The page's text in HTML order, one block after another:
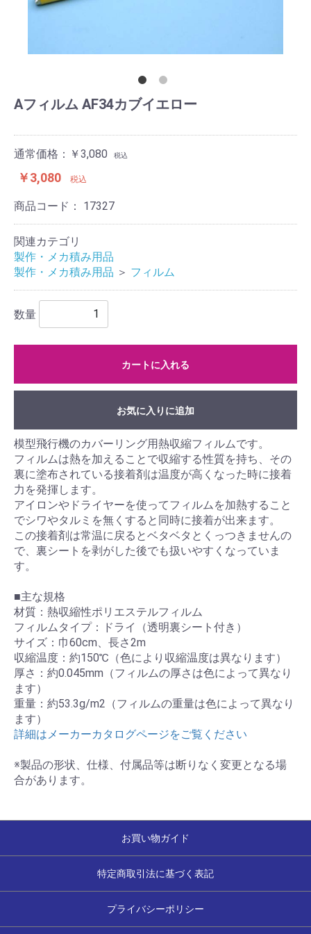
Aフィルム AF34カブイエロー
通常価格：￥3,080 税込
￥3,080 税込
商品コード： 17327
関連カテゴリ
製作・メカ積み用品
製作・メカ積み用品 ＞ フィルム
数量
カートに入れる
お気に入りに追加
模型飛行機のカバーリング用熱収縮フィルムです。
フィルムは熱を加えることで収縮する性質を持ち、その
裏に塗布されている接着剤は温度が高くなった時に接着
力を発揮します。
アイロンやドライヤーを使ってフィルムを加熱すること
でシワやタルミを無くすると同時に接着が出来ます。
この接着剤は常温に戻るとベタベタとくっつきませんの
で、裏シートを剥がした後でも扱いやすくなっていま
す。
■主な規格
材質：熱収縮性ポリエステルフィルム
フィルムタイプ：ドライ（透明裏シート付き）
サイズ：巾60cm、長さ2m
収縮温度：約150℃（色により収縮温度は異なります）
厚さ：約0.045mm（フィルムの厚さは色によって異なり
ます）
重量：約53.3g/m2（フィルムの重量は色によって異なり
ます）
詳細はメーカーカタログページをご覧ください
※製品の形状、仕様、付属品等は断りなく変更となる場
合があります。
お買い物ガイド
特定商取引法に基づく表記
プライバシーポリシー